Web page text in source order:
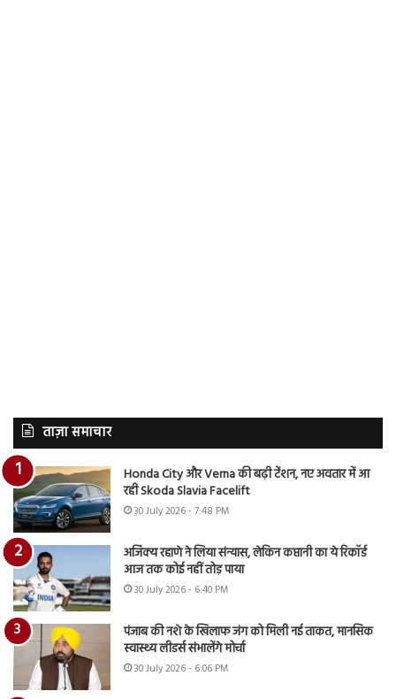
ताज़ा समाचार
Honda City और Verna की बढ़ी टेंशन, नए अवतार में आ
रही Skoda Slavia Facelift
30 July 2026 - 7:48 PM
अजिंक्य रहाणे ने लिया संन्यास, लेकिन कप्तानी का ये रिकॉर्ड
आज तक कोई नहीं तोड़ पाया
30 July 2026 - 6:40 PM
पंजाब की नशे के खिलाफ जंग को मिली नई ताकत, मानसिक
स्वास्थ्य लीडर्स संभालेंगे मोर्चा
30 July 2026 - 6:06 PM